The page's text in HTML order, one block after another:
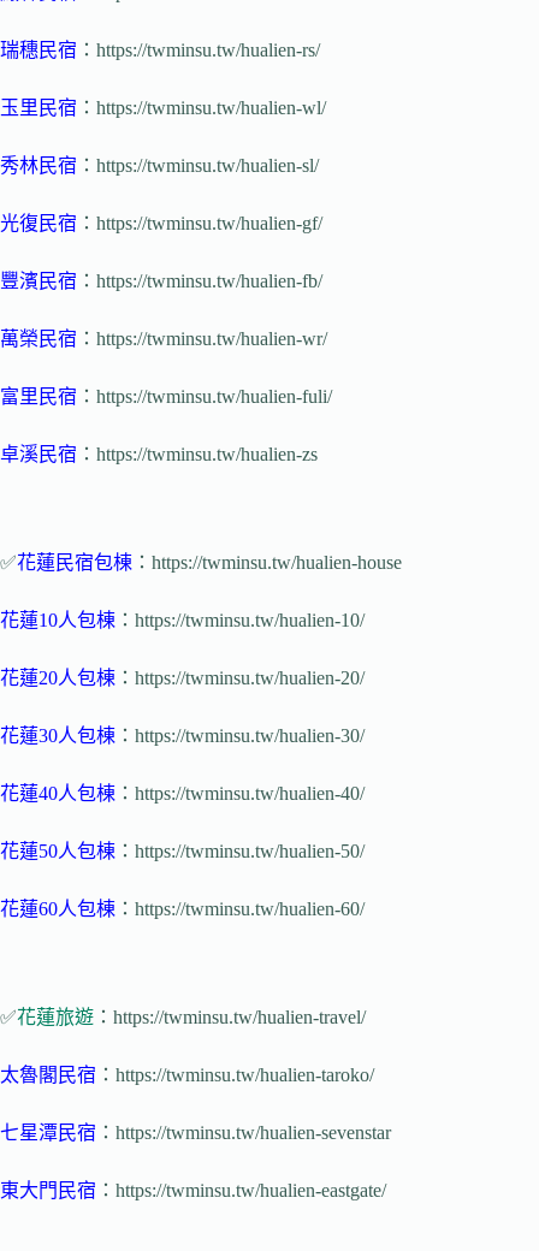
瑞穗民宿 ：https://twminsu.tw/hualien-rs/
玉里民宿 ：https://twminsu.tw/hualien-wl/
秀林民宿 ：https://twminsu.tw/hualien-sl/
光復民宿 ：https://twminsu.tw/hualien-gf/
豐濱民宿 ：https://twminsu.tw/hualien-fb/
萬榮民宿 ：https://twminsu.tw/hualien-wr/
富里民宿 ：https://twminsu.tw/hualien-fuli/
卓溪民宿 ：https://twminsu.tw/hualien-zs
✅花蓮民宿包棟 ：https://twminsu.tw/hualien-house
花蓮10人包棟 ：https://twminsu.tw/hualien-10/
花蓮20人包棟 ：https://twminsu.tw/hualien-20/
花蓮30人包棟 ：https://twminsu.tw/hualien-30/
花蓮40人包棟 ：https://twminsu.tw/hualien-40/
花蓮50人包棟 ：https://twminsu.tw/hualien-50/
花蓮60人包棟 ：https://twminsu.tw/hualien-60/
✅花蓮旅遊 ：https://twminsu.tw/hualien-travel/
太魯閣民宿 ：https://twminsu.tw/hualien-taroko/
七星潭民宿 ：https://twminsu.tw/hualien-sevenstar
東大門民宿 ：https://twminsu.tw/hualien-eastgate/